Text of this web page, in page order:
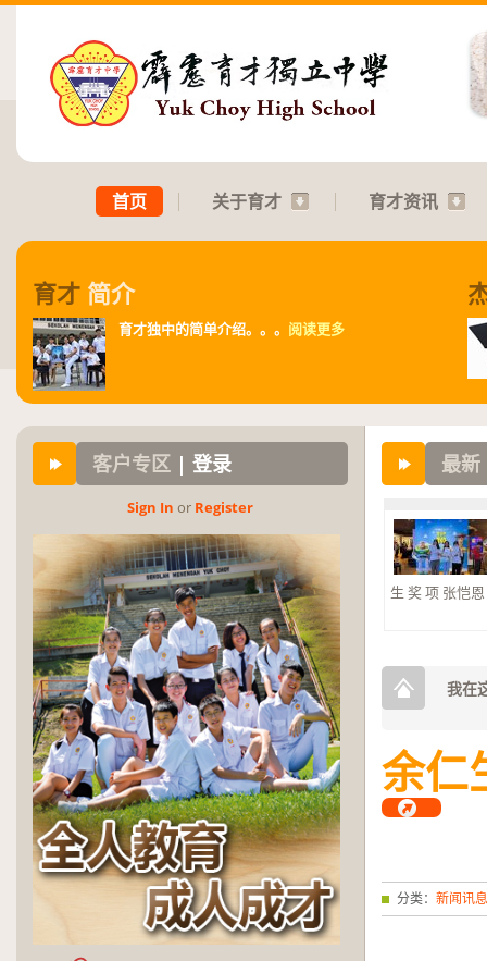
首页 关于育才 育才资讯
育才 简介
育才独中的简单介绍。。。 阅读更多
客户专区 | 登录
Sign In or Reg­is­ter
最新
2026年第三
奖
生 奖 项 张恺
我在
余仁
分类： 新闻讯息